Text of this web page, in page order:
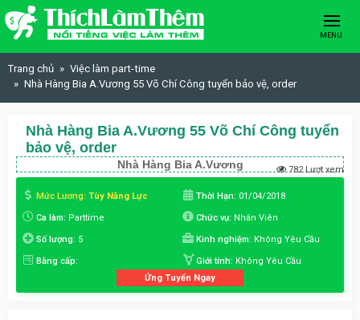
Skip to content
MENU
Trang chủ
Việc làm part-time
Nhà Hàng Bia A.Vương 55 Võ Chí Công tuyển bảo vệ, order
Nhà Hàng Bia A.Vương 55 Võ Chí Công tuyển
bảo vệ, order
Nhà Hàng Bia A.Vương 782 Lượt xem
Mức Lương: Tùy Năng Lực Thời Hạn: 01/04/2018
Ca làm: Parttime Chức vụ: Nhân Viên
Số lượng: 5 Kinh nghiệm: Không Yêu Cầu
Bằng cấp: Giới tính: Không Yêu Cầu
Ứng Tuyển Ngay